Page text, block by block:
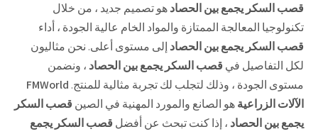
قصب السكر يجمع بين الحصادهو تصميم جديد ، من خلال
تكنولوجيا المعالجة الممتازة والمواد الخام عالية الجودة ، أداء
قصب السكر يجمع بين الحصادإلى مستوى أعلى. نحن مثاليون
لكل التفاصيل في قصب السكر يجمع بين الحصاد ، ونضمن
مستوى الجودة ، وذلك لتجلب لك تجربة مثالية للمنتج. FMWorld
الآلات الزراعيةهو الصانع والمورد المهنية في الصين قصب السكر
يجمع بين الحصاد ، إذا كنت تبحث عن أفضل قصب السكر يجمع